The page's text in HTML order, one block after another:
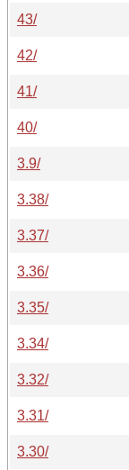
43/
42/
41/
40/
3.9/
3.38/
3.37/
3.36/
3.35/
3.34/
3.32/
3.31/
3.30/